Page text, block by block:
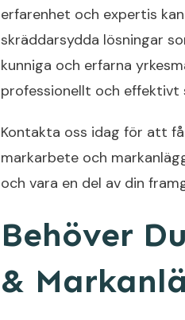
erfarenhet och expertis
skräddarsydda lösningar
kunniga och erfarna
professionellt och effektivt
Kontakta oss idag för att
markarbete och
och vara en del av din
Behöver
&